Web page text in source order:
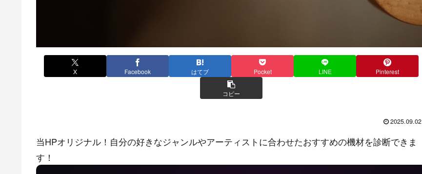
X Facebook はてブ Pocket LINE Pinterest
コピー
2025.09.02
当HPオリジナル！自分の好きなジャンルやアーティストに合わせたおすすめの機材を診断できま
す！